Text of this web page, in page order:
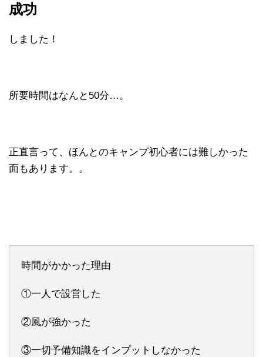
成功
しました！
所要時間はなんと50分…。
正直言って、ほんとのキャンプ初心者には難しかった
面もあります。。
時間がかかった理由
①一人で設営した
②風が強かった
③一切予備知識をインプットしなかった